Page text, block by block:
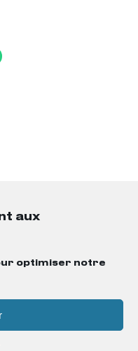
aux
optimiser notre